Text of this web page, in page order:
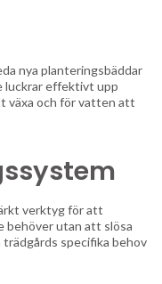
nya planteringsbäddar
luckrar effektivt upp
växa och för vatten att
verktyg för att
behöver utan att slösa
specifika behov